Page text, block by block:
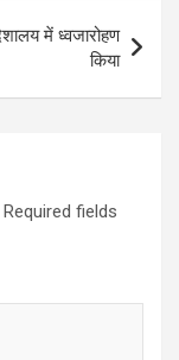
में ध्वजारोहण
किया
Required fields